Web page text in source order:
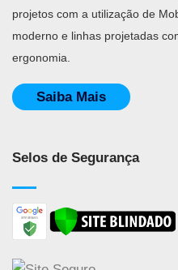
projetos com a utilização de
moderno e linhas projetadas
ergonomia.
Saiba Mais
Selos de Segurança